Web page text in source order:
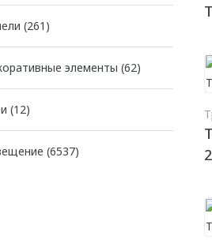
(261)
элементы (62)
(12)
(6537)